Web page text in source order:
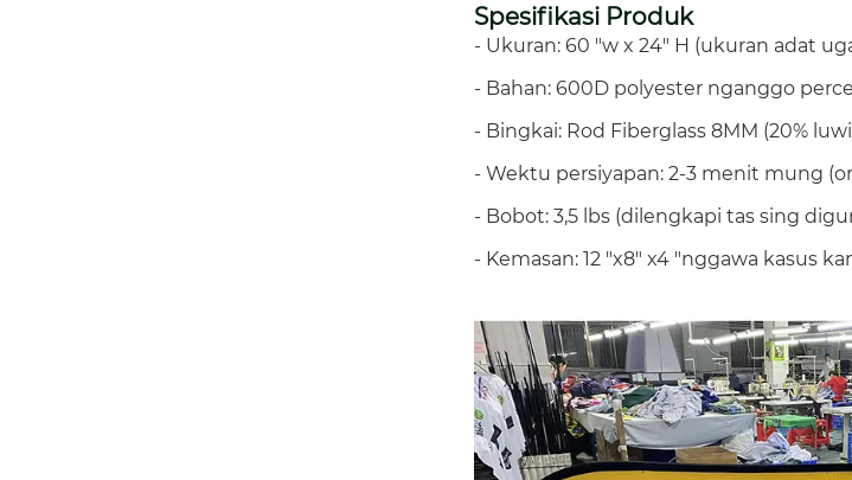
Spesifikasi Produk
- Ukuran: 60 "w x 24" H (ukuran adat
- Bahan: 600D polyester nganggo
- Bingkai: Rod Fiberglass 8MM (20%
- Wektu persiyapan: 2-3 menit mung
- Bobot: 3,5 lbs (dilengkapi tas sing
- Kemasan: 12 "x8" x4 "nggawa kasus